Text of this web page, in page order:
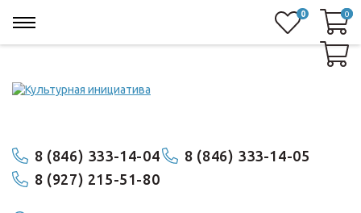
8 (846) 333-14-04
8 (846) 333-14-05
8 (927) 215-51-80
0 0
0